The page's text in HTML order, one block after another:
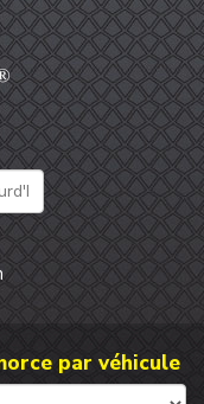
par véhicule